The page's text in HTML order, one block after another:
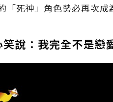
「死神」角色勢必再次成
笑說：我完全不是戀